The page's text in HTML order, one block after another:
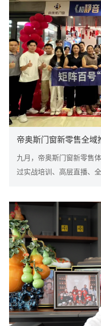
九月，帝奥斯门窗新零售
过实战培训、高层直播、
激活客户线索、提升签单
长。一批率先布局的门店
运营带来的积极变化——
程更顺、经营信心更足。